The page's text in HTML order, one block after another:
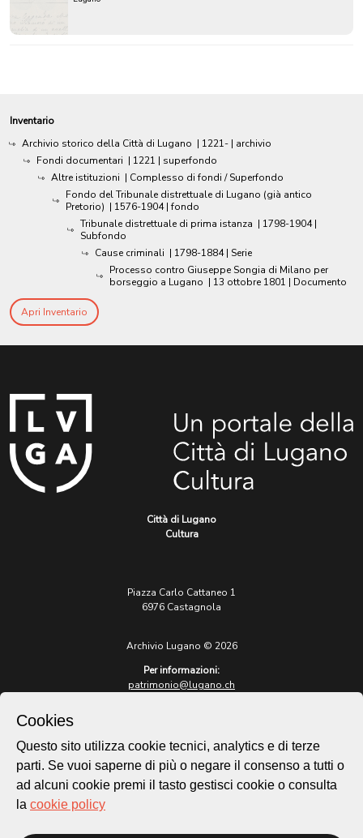
Inventario
Archivio storico della Città di Lugano | 1221- | archivio
Fondi documentari | 1221 | superfondo
Altre istituzioni | Complesso di fondi / Superfondo
Fondo del Tribunale distrettuale di Lugano (già antico
Pretorio) | 1576-1904 | fondo
Tribunale distrettuale di prima istanza | 1798-1904 |
Subfondo
Cause criminali | 1798-1884 | Serie
Processo contro Giuseppe Songia di Milano per
borseggio a Lugano | 13 ottobre 1801 | Documento
Apri Inventario
Città di Lugano
Cultura
Piazza Carlo Cattaneo 1
6976 Castagnola
Archivio Lugano © 2026
Per informazioni:
patrimonio@lugano.ch
lugano.ch
Cookie policy
Cookies
Questo sito utilizza cookie tecnici, analytics e di terze
parti. Se vuoi saperne di più o negare il consenso a tutti o
ad alcuni cookie premi il tasto gestisci cookie o consulta
la cookie policy